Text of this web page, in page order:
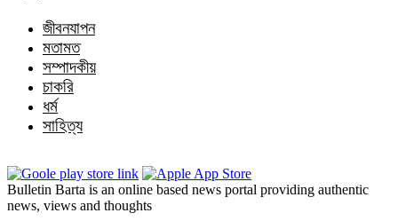
জীবনযাপন
মতামত
সম্পাদকীয়
চাকরি
ধর্ম
সাহিত্য
Bulletin Barta is an online based news portal providing authentic
news, views and thoughts